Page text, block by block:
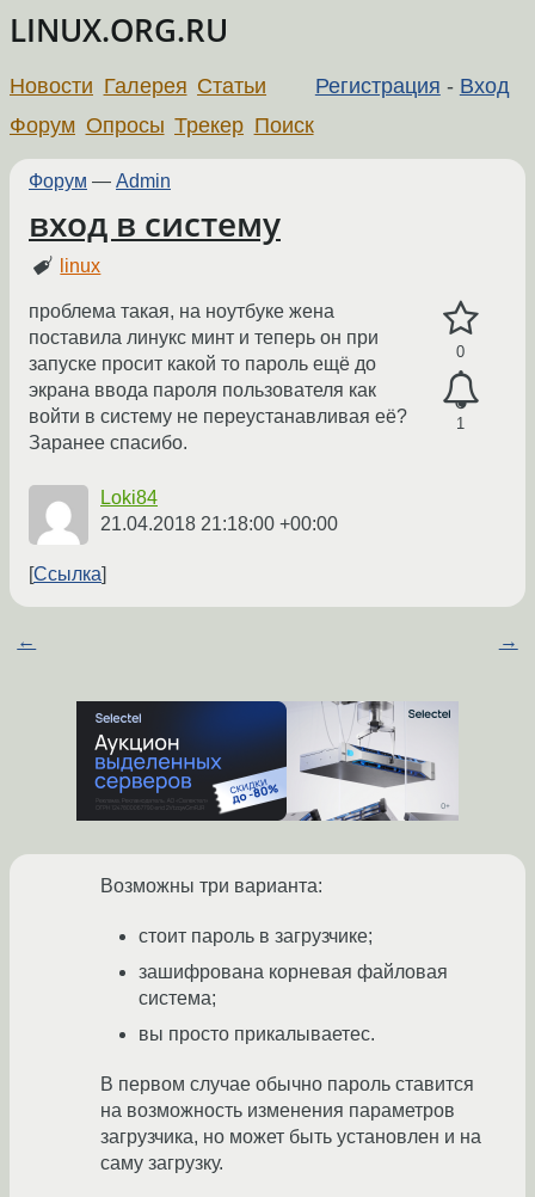
LINUX.ORG.RU
Регистрация - Вход
Новости Галерея Статьи
Форум Опросы Трекер Поиск
Форум — Admin
вход в систему
linux
0
1
проблема такая, на ноутбуке жена
поставила линукс минт и теперь он при
запуске просит какой то пароль ещё до
экрана ввода пароля пользователя как
войти в систему не переустанавливая её?
Заранее спасибо.
Loki84
21.04.2018 21:18:00 +00:00
Ссылка
← →
Возможны три варианта:
стоит пароль в загрузчике;
зашифрована корневая файловая
система;
вы просто прикалываетес.
В первом случае обычно пароль ставится
на возможность изменения параметров
загрузчика, но может быть установлен и на
саму загрузку.